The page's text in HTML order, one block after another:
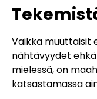
Vaikka muuttaisit
nähtävyydet
mielessä, on
katsastamassa